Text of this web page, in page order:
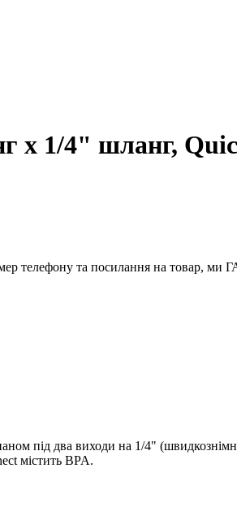
1/4" шланг,
телефону та посилання на товар,
під два виходи на 1/4"
містить BPA.